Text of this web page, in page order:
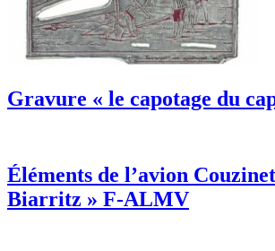
Gravure « le capotage du
Éléments de l’avion
Biarritz » F-ALMV